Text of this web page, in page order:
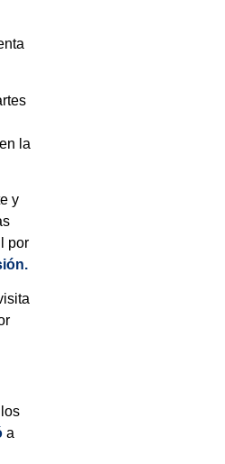
la
y
por
a